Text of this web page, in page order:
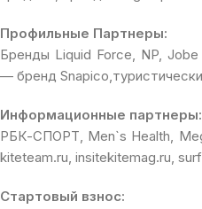
Профильные Партнеры:
Бренды Liquid Force, NP,
— бренд
Информационные партнеры:
РБК-СПОРТ, Men`s Health,
kiteteam.ru, insitekitemag.ru,
Стартовый взнос: